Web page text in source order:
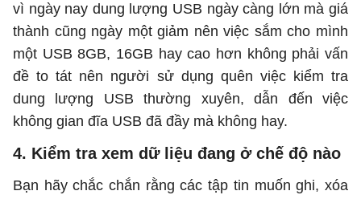
vì ngày nay dung lượng USB ngày càng lớn mà giá
thành cũng ngày một giảm nên việc sắm cho mình
một USB 8GB, 16GB hay cao hơn không phải vấn
đề to tát nên người sử dụng quên việc kiểm tra
dung lượng USB thường xuyên, dẫn đến việc
không gian đĩa USB đã đầy mà không hay.
4. Kiểm tra xem dữ liệu đang ở chế độ nào
Bạn hãy chắc chắn rằng các tập tin muốn ghi, xóa